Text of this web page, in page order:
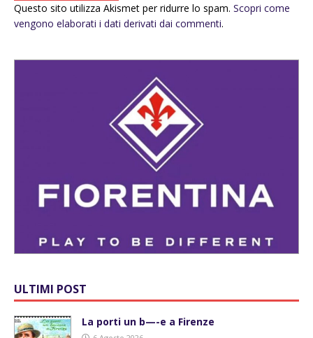
Questo sito utilizza Akismet per ridurre lo spam. Scopri come
vengono elaborati i dati derivati dai commenti.
ULTIMI POST
La porti un b—-e a Firenze